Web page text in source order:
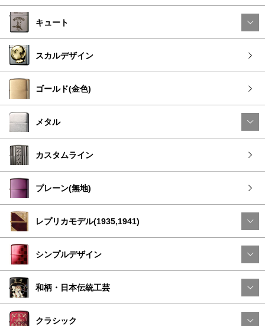
キュート
スカルデザイン
ゴールド(金色)
メタル
カスタムライン
プレーン(無地)
レプリカモデル(1935,1941)
シンプルデザイン
和柄・日本伝統工芸
クラシック